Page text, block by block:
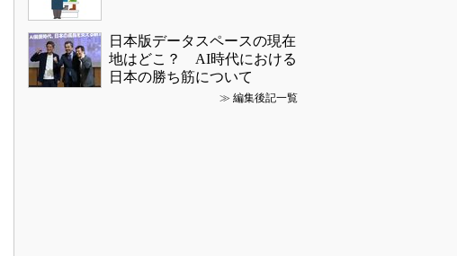
日本版データスペースの現在
地はどこ？ AI時代における
日本の勝ち筋について
≫ 編集後記一覧